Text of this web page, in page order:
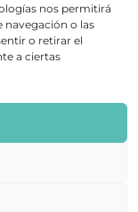
nos permitirá
o las
o retirar el
a ciertas
especializada
Madrid, gratuita y
además de otros
de la capital.